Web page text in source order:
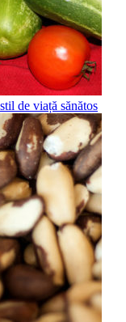
de viață sănătos